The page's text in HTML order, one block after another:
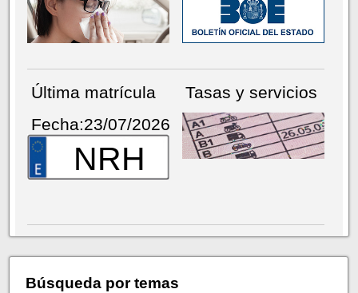
Última matrícula
Fecha:23/07/2026
NRH
Tasas y servicios
Búsqueda por temas